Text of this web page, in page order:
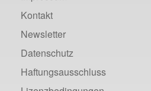
Kontakt
Newsletter
Datenschutz
Haftungsausschluss